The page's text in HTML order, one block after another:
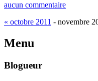
aucun commentaire
« octobre 2011 - novembre
Menu
Blogueur